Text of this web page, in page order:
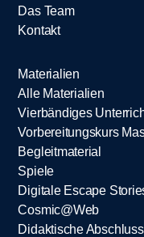
Das Team
Kontakt
Materialien
Alle Materialien
Vierbändiges
Vorbereitungskurs
Begleitmaterial
Spiele
Digitale Escape
Cosmic@Web
Didaktische